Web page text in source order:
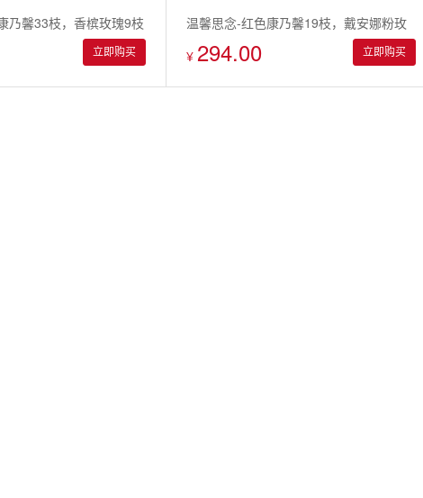
乃馨33枝，香槟玫瑰9枝
立即购买
温馨思念-红色康乃馨19枝，戴安娜粉玫
瑰11枝
¥ 294.00 立即购买